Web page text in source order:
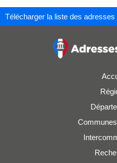
Télécharger la liste des